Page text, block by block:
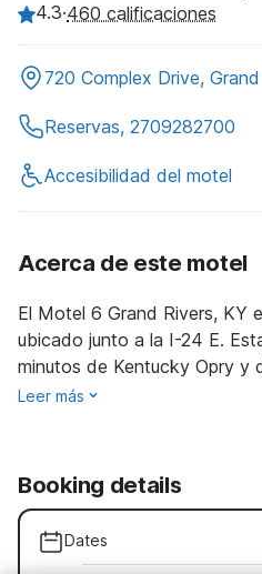
4.3·460 calificaciones
720 Complex Drive,
Reservas, 2709282700
Accesibilidad del motel
Acerca de este motel
El Motel 6 Grand Rivers, KY
ubicado junto a la I-24 E.
minutos de Kentucky Opry y
Leer más
Booking details
Dates